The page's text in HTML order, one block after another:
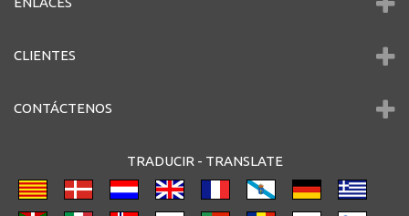
CLIENTES
CONTÁCTENOS
TRADUCIR - TRANSLATE